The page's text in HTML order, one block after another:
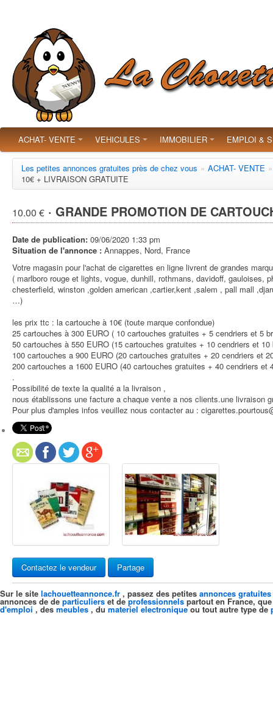
ACHAT- VENTE VEHICULES IMMOBILIER EMPLOI &
Les petites annonces gratuites près de chez vous » ACHAT- VENTE »
10€ + LIVRAISON GRATUITE
10.00 € · GRANDE PROMOTION DE
Date de publication: 09/06/2020 1:33 pm
Situation de l'annonce : Annappes, Nord, France
Votre magasin pour l'achat de cigarettes en ligne livrent de grandes
( marlboro rouge et lights, vogue, dunhill, rothmans, davidoff,
chesterfield, winston ,golden american ,cartier,kent ,salem , pall mall
…)
les prix ttc : la cartouche à 10€ (toute marque confondue)
25 cartouches à 300 EURO ( 10 cartouches gratuites + 5 cendriers et 5
50 cartouches à 550 EURO (15 cartouches gratuites + 10 cendriers et 10
100 cartouches a 900 EURO (20 cartouches gratuites + 20 cendriers et
200 cartouches a 1600 EURO (40 cartouches gratuites + 40 cendriers et
.
Possibilité de texte la qualité a la livraison ,
nous établissons une facture a chaque vente a nos clients.une livraison
Pour plus d'amples infos veuillez nous contacter au :
Contactez le vendeur Partage
Sur le site lachouetteannonce.fr , passez des petites annonces gratuites
annonces de de particuliers et deprofessionnels partout en France,
d'emploi , des meubles , du materiel electroniqueou tout autre type de